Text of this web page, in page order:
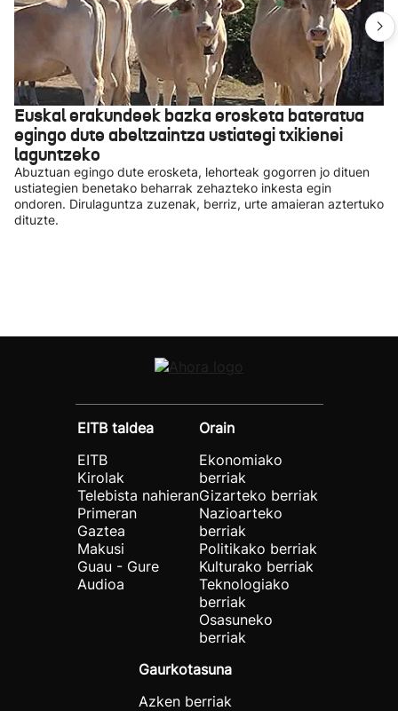
Euskal erakundeek bazka erosketa bateratua
egingo dute abeltzaintza ustiategi txikienei
laguntzeko
Abuztuan egingo dute erosketa, lehorteak gogorren jo dituen
ustiategien benetako beharrak zehazteko inkesta egin
ondoren. Dirulaguntza zuzenak, berriz, urte amaieran aztertuko
dituzte.
EITB taldea
EITB
Kirolak
Telebista nahieran
Primeran
Gaztea
Makusi
Guau - Gure
Audioa
Orain
Ekonomiako
berriak
Gizarteko berriak
Nazioarteko
berriak
Politikako berriak
Kulturako berriak
Teknologiako
berriak
Osasuneko
berriak
Gaurkotasuna
Azken berriak